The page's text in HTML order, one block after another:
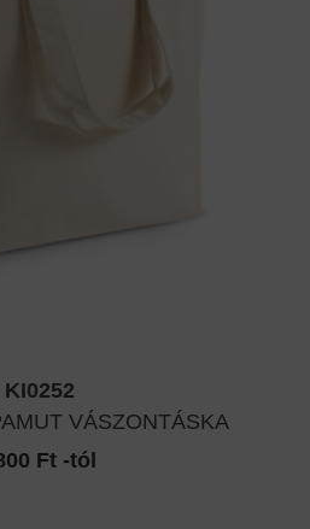
KI0252
VÁSZONTÁSKA
Ft -tól